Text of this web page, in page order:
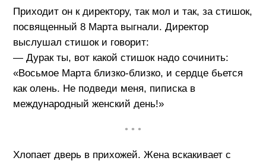
Приходит он к директору, так мол и так, за стишок,
посвященный 8 Марта выгнали. Директор
выслушал стишок и говорит:
— Дурак ты, вот какой стишок надо сочинить:
«Восьмое Марта близко-близко, и сердце бьется
как олень. Не подведи меня, пиписка в
международный женский день!»
• • •
Хлопает дверь в прихожей. Жена вскакивает с